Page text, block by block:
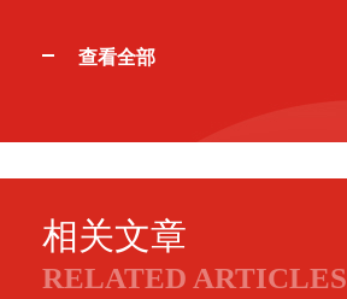
查看全部
相关文章
RELATED ARTICLES